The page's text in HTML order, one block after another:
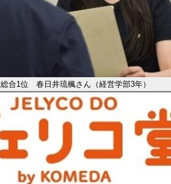
総合1位 春日井琉楓さん（経営学部3年）